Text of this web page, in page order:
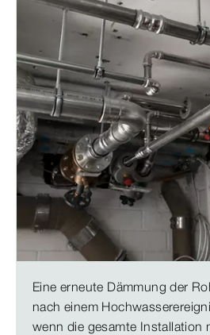
Eine erneute Dämmung der
nach einem
wenn die gesamte Installation